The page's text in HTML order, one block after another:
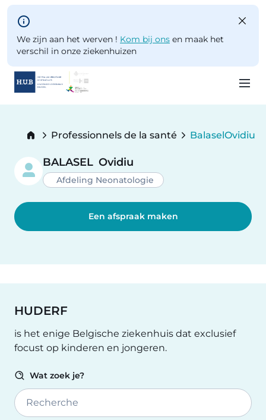
Skip to main content
We zijn aan het werven ! Kom bij ons en maak het
verschil in onze ziekenhuizen
Breadcrumb
Professionnels de la santé Balasel Ovidiu
BALASEL Ovidiu
Afdeling Neonatologie
Een afspraak maken
HUDERF
is het enige Belgische ziekenhuis dat exclusief
focust op kinderen en jongeren.
Wat zoek je?
Recherche